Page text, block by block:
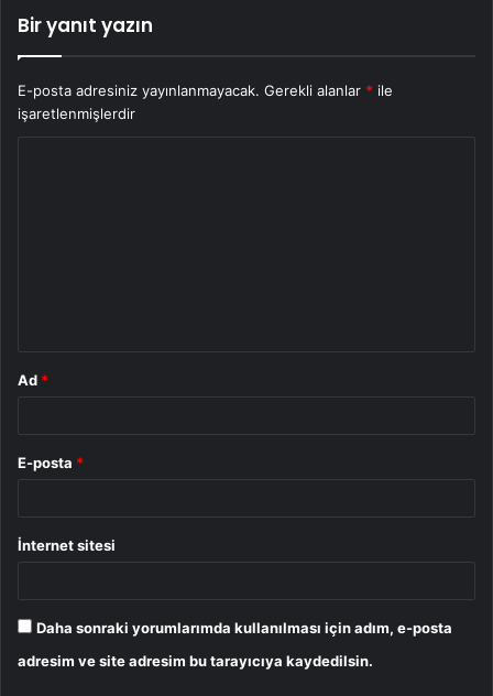
Bir yanıt yazın
E-posta adresiniz yayınlanmayacak. Gerekli alanlar * ile
işaretlenmişlerdir
Ad *
E-posta *
İnternet sitesi
Daha sonraki yorumlarımda kullanılması için adım, e-posta
adresim ve site adresim bu tarayıcıya kaydedilsin.